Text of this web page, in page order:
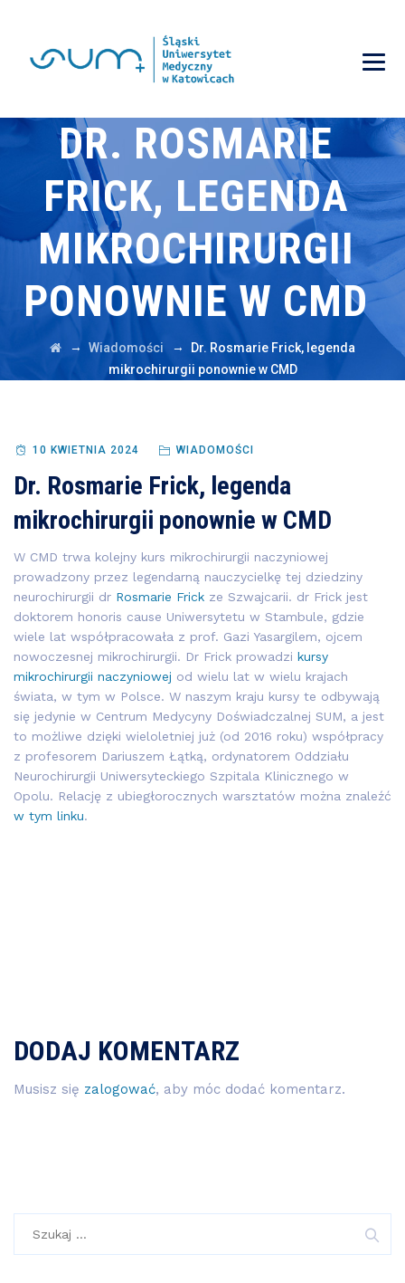
DR. ROSMARIE
FRICK, LEGENDA
MIKROCHIRURGII
PONOWNIE W CMD
→ Wiadomości →
Dr. Rosmarie Frick, legenda
mikrochirurgii ponownie w CMD
10 KWIETNIA 2024 WIADOMOŚCI
Dr. Rosmarie Frick, legenda
mikrochirurgii ponownie w CMD
W CMD trwa kolejny kurs mikrochirurgii naczyniowej
prowadzony przez legendarną nauczycielkę tej dziedziny
neurochirurgii dr Rosmarie Frick ze Szwajcarii. dr Frick jest
doktorem honoris cause Uniwersytetu w Stambule, gdzie
wiele lat współpracowała z prof. Gazi Yasargilem, ojcem
nowoczesnej mikrochirurgii. Dr Frick prowadzi kursy
mikrochirurgii naczyniowej od wielu lat w wielu krajach
świata, w tym w Polsce. W naszym kraju kursy te odbywają
się jedynie w Centrum Medycyny Doświadczalnej SUM, a jest
to możliwe dzięki wieloletniej już (od 2016 roku) współpracy
z profesorem Dariuszem Łątką, ordynatorem Oddziału
Neurochirurgii Uniwersyteckiego Szpitala Klinicznego w
Opolu. Relację z ubiegłorocznych warsztatów można znaleźć
w tym linku.
DODAJ KOMENTARZ
Musisz się zalogować, aby móc dodać komentarz.